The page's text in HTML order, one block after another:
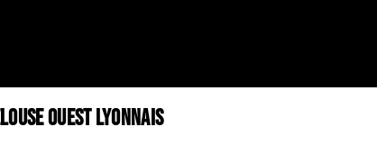
ouest lyonnais